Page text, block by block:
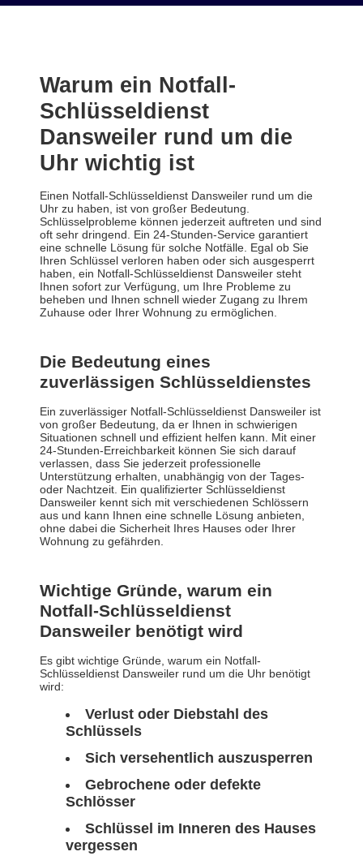
Warum ein Notfall-
Schlüsseldienst
Dansweiler rund um die
Uhr wichtig ist
Einen Notfall-Schlüsseldienst Dansweiler rund um die
Uhr zu haben, ist von großer Bedeutung.
Schlüsselprobleme können jederzeit auftreten und sind
oft sehr dringend. Ein 24-Stunden-Service garantiert
eine schnelle Lösung für solche Notfälle. Egal ob Sie
Ihren Schlüssel verloren haben oder sich ausgesperrt
haben, ein Notfall-Schlüsseldienst Dansweiler steht
Ihnen sofort zur Verfügung, um Ihre Probleme zu
beheben und Ihnen schnell wieder Zugang zu Ihrem
Zuhause oder Ihrer Wohnung zu ermöglichen.
Die Bedeutung eines
zuverlässigen Schlüsseldienstes
Ein zuverlässiger Notfall-Schlüsseldienst Dansweiler ist
von großer Bedeutung, da er Ihnen in schwierigen
Situationen schnell und effizient helfen kann. Mit einer
24-Stunden-Erreichbarkeit können Sie sich darauf
verlassen, dass Sie jederzeit professionelle
Unterstützung erhalten, unabhängig von der Tages-
oder Nachtzeit. Ein qualifizierter Schlüsseldienst
Dansweiler kennt sich mit verschiedenen Schlössern
aus und kann Ihnen eine schnelle Lösung anbieten,
ohne dabei die Sicherheit Ihres Hauses oder Ihrer
Wohnung zu gefährden.
Wichtige Gründe, warum ein
Notfall-Schlüsseldienst
Dansweiler benötigt wird
Es gibt wichtige Gründe, warum ein Notfall-
Schlüsseldienst Dansweiler rund um die Uhr benötigt
wird:
Verlust oder Diebstahl des
Schlüssels
Sich versehentlich auszusperren
Gebrochene oder defekte
Schlösser
Schlüssel im Inneren des Hauses
vergessen